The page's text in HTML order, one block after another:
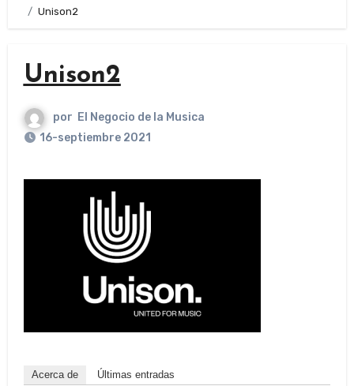
Unison2
Unison2
por El Negocio de la Musica
16-septiembre 2021
Acerca de Últimas entradas